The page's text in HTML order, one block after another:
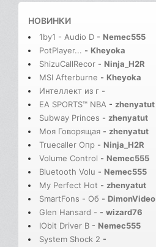
НОВИНКИ
1by1 - Audio D - Nemec555
PotPlayer... - Kheyoka
ShizuCallRecor - Ninja_H2R
MSI Afterburne - Kheyoka
Интеллект из г -
EA SPORTS™ NBA - zhenyatut
Subway Princes - zhenyatut
Моя Говорящая - zhenyatut
Truecaller Опр - Ninja_H2R
Volume Control - Nemec555
Bluetooth Volu - Nemec555
My Perfect Hot - zhenyatut
SmartFons - Об - DimonVideo
Glen Hansard - - wizard76
IObit Driver B - Nemec555
System Shock 2 -